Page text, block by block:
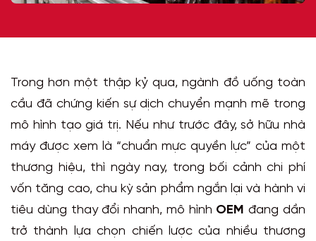
Trong hơn một thập kỷ qua, ngành đồ uống toàn
cầu đã chứng kiến sự dịch chuyển mạnh mẽ trong
mô hình tạo giá trị. Nếu như trước đây, sở hữu nhà
máy được xem là “chuẩn mực quyền lực” của một
thương hiệu, thì ngày nay, trong bối cảnh chi phí
vốn tăng cao, chu kỳ sản phẩm ngắn lại và hành vi
tiêu dùng thay đổi nhanh, mô hình OEM đang dần
trở thành lựa chọn chiến lược của nhiều thương